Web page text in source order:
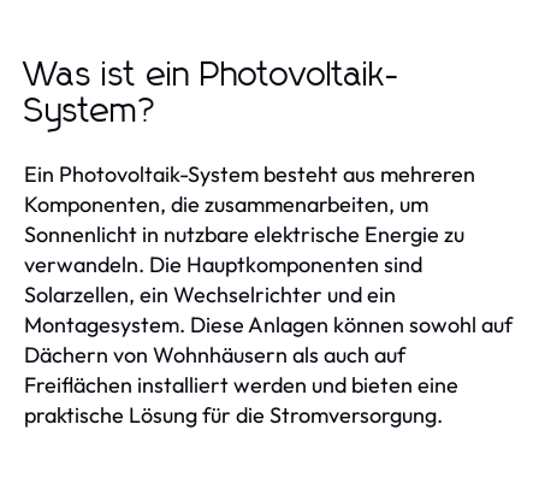
Was ist ein Photovoltaik-
System?
Ein Photovoltaik-System besteht aus mehreren
Komponenten, die zusammenarbeiten, um
Sonnenlicht in nutzbare elektrische Energie zu
verwandeln. Die Hauptkomponenten sind
Solarzellen, ein Wechselrichter und ein
Montagesystem. Diese Anlagen können sowohl auf
Dächern von Wohnhäusern als auch auf
Freiflächen installiert werden und bieten eine
praktische Lösung für die Stromversorgung.